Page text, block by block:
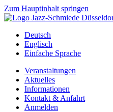
Zum Hauptinhalt springen
Deutsch
Englisch
Einfache Sprache
Veranstaltungen
Aktuelles
Informationen
Kontakt & Anfahrt
Anmelden